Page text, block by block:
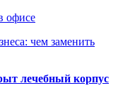
офисе
чем заменить
лечебный корпус